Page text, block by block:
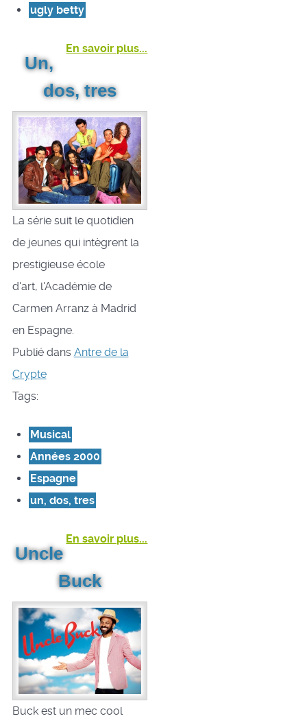
ugly betty
En savoir plus...
Un,
dos, tres
La série suit le quotidien
de jeunes qui intègrent la
prestigieuse école
d'art, l'Académie de
Carmen Arranz à Madrid
en Espagne.
Publié dans Antre de la
Crypte
Tags:
Musical
Années 2000
Espagne
un, dos, tres
En savoir plus...
Uncle
Buck
Buck est un mec cool